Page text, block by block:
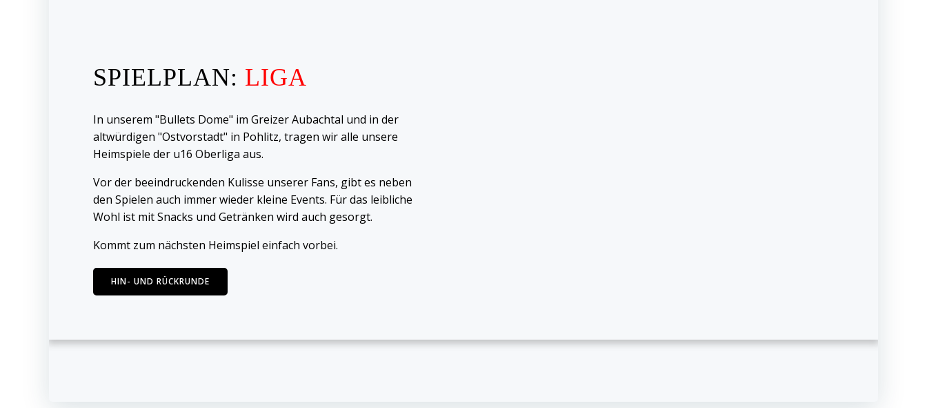
SPIELPLAN: LIGA
In unserem "Bullets Dome" im Greizer Aubachtal und in der
altwürdigen "Ostvorstadt" in Pohlitz, tragen wir alle unsere
Heimspiele der u16 Oberliga aus.
Vor der beeindruckenden Kulisse unserer Fans, gibt es neben
den Spielen auch immer wieder kleine Events. Für das leibliche
Wohl ist mit Snacks und Getränken wird auch gesorgt.
Kommt zum nächsten Heimspiel einfach vorbei.
HIN- UND RÜCKRUNDE